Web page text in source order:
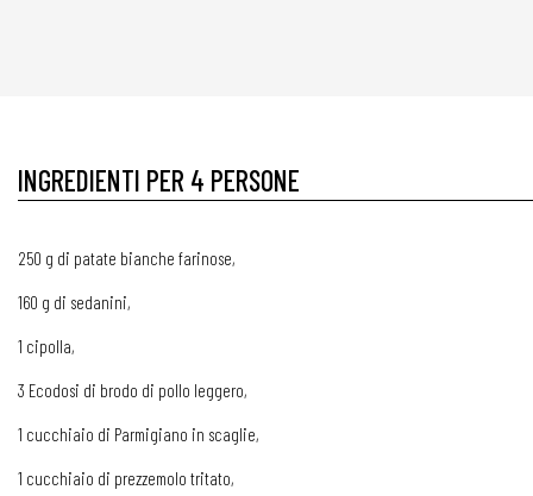
INGREDIENTI PER 4 PERSONE
250 g di patate bianche farinose,
160 g di sedanini,
1 cipolla,
3 Ecodosi di brodo di pollo leggero,
1 cucchiaio di Parmigiano in scaglie,
1 cucchiaio di prezzemolo tritato,